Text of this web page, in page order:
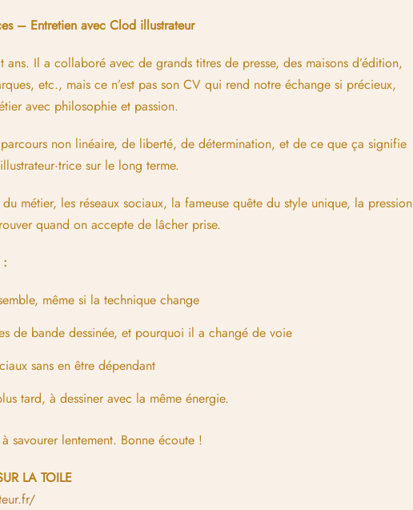
– Entretien avec Clod illustrateur
Il a collaboré avec de grands titres de presse, des maisons d’édition,
etc., mais ce n’est pas son CV qui rend notre échange si précieux,
avec philosophie et passion.
non linéaire, de liberté, de détermination, et de ce que ça signifie
sur le long terme.
métier, les réseaux sociaux, la fameuse quête du style unique, la pression
quand on accepte de lâcher prise.
:
même si la technique change
de bande dessinée, et pourquoi il a changé de voie
sans en être dépendant
tard, à dessiner avec la même énergie.
savourer lentement. Bonne écoute !
LA TOILE